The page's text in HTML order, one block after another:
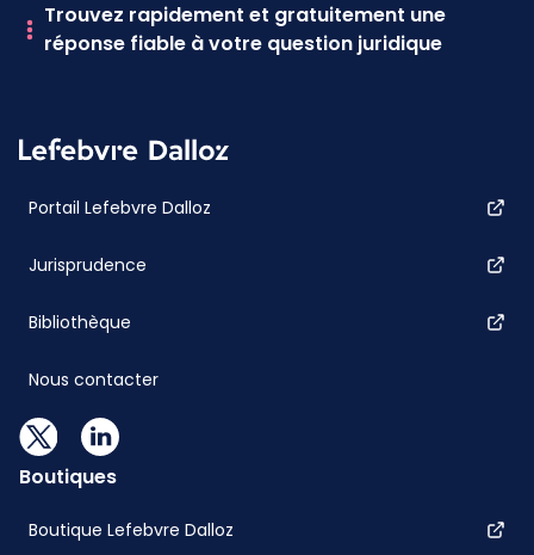
Trouvez rapidement et gratuitement une
réponse fiable à votre question juridique
Portail Lefebvre Dalloz
Jurisprudence
Bibliothèque
Nous contacter
Boutiques
Boutique Lefebvre Dalloz